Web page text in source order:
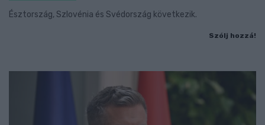
Észtország, Szlovénia és Svédország következik.
Szólj hozzá!